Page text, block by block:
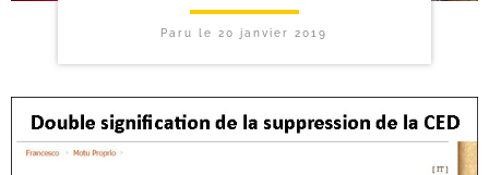
Paru le20 janvier 2019